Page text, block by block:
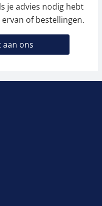
je advies nodig hebt
of bestellingen.
aan ons